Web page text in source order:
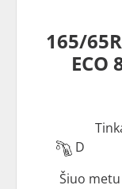
165/
ECO
D
Šiuo